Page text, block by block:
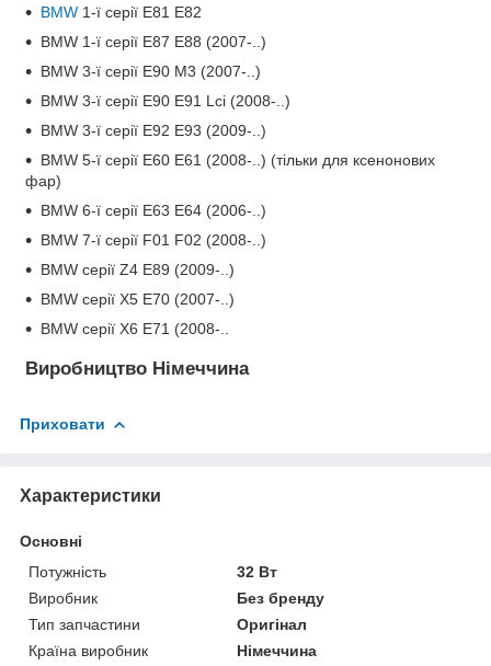
BMW 1-ї серії Е81 E82
BMW 1-ї серії E87 E88 (2007-..)
BMW 3-ї серії E90 M3 (2007-..)
BMW 3-ї серії E90 E91 Lci (2008-..)
BMW 3-ї серії E92 E93 (2009-..)
BMW 5-ї серії E60 E61 (2008-..) (тільки для ксенонових
фар)
BMW 6-ї серії E63 E64 (2006-..)
BMW 7-ї серії F01 F02 (2008-..)
BMW серії Z4 E89 (2009-..)
BMW серії X5 E70 (2007-..)
BMW серії X6 E71 (2008-..
Виробництво Німеччина
Приховати
Характеристики
Основні
Потужність
32 Вт
Виробник
Без бренду
Тип запчастини
Оригінал
Країна виробник
Німеччина